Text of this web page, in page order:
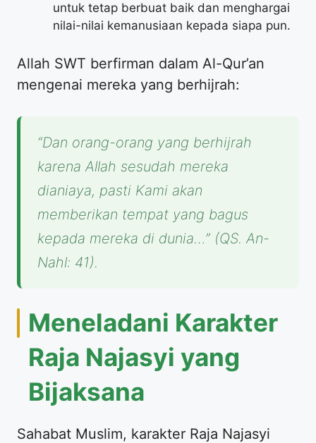
untuk tetap berbuat baik dan menghargai
nilai-nilai kemanusiaan kepada siapa pun.
​Allah SWT berfirman dalam Al-Qur’an
mengenai mereka yang berhijrah:
“Dan orang-orang yang berhijrah
karena Allah sesudah mereka
dianiaya, pasti Kami akan
memberikan tempat yang bagus
kepada mereka di dunia…” (QS. An-
Nahl: 41).
​Meneladani Karakter
Raja Najasyi yang
Bijaksana
​Sahabat Muslim, karakter Raja Najasyi